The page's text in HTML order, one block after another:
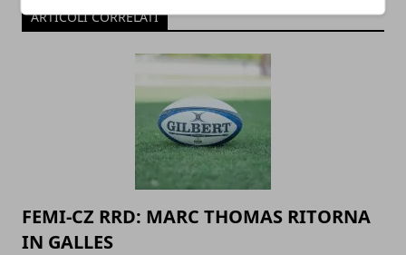
ARTICOLI CORRELATI
FEMI-CZ RRD: MARC THOMAS RITORNA
IN GALLES